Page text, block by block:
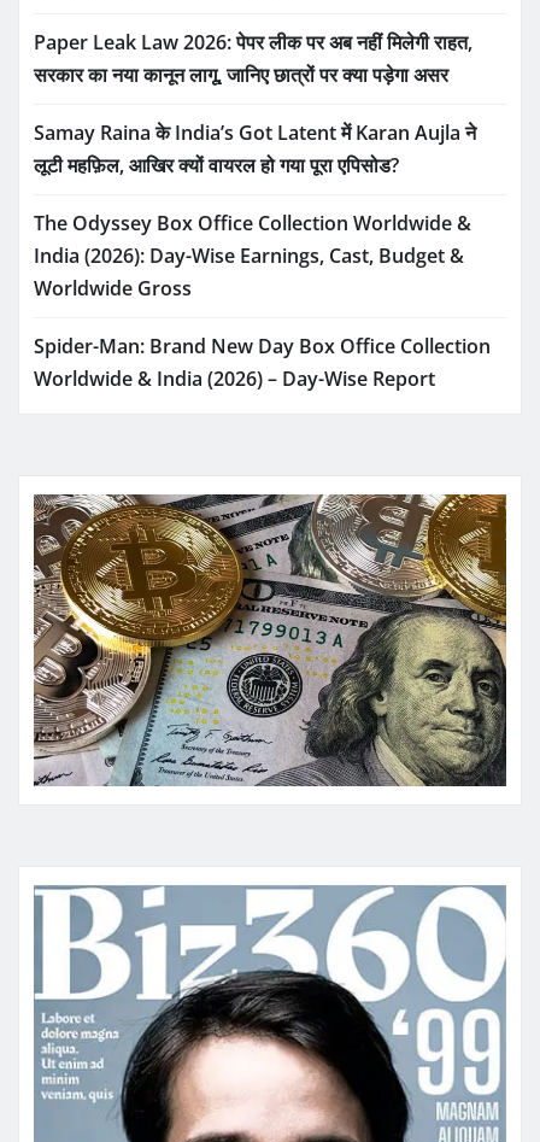
Paper Leak Law 2026: पेपर लीक पर अब नहीं मिलेगी राहत,
सरकार का नया कानून लागू, जानिए छात्रों पर क्या पड़ेगा असर
Samay Raina के India’s Got Latent में Karan Aujla ने
लूटी महफ़िल, आखिर क्यों वायरल हो गया पूरा एपिसोड?
The Odyssey Box Office Collection Worldwide &
India (2026): Day-Wise Earnings, Cast, Budget &
Worldwide Gross
Spider-Man: Brand New Day Box Office Collection
Worldwide & India (2026) – Day-Wise Report